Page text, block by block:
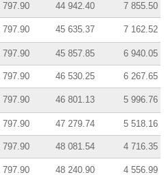
797.90 44 942.40 7 855.50
797.90 45 635.37 7 162.52
797.90 45 857.85 6 940.05
797.90 46 530.25 6 267.65
797.90 46 801.13 5 996.76
797.90 47 279.74 5 518.16
797.90 48 081.54 4 716.35
797.90 48 240.90 4 556.99